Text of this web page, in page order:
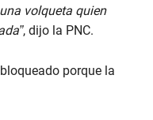
volqueta quien
, dijo la PNC.
porque la